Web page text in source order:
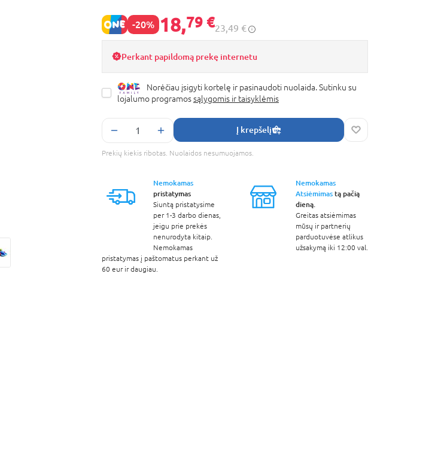
-20% 18,79 €23,49 €
Perkant papildomą prekę internetu
Norėčiau įsigyti kortelę ir pasinaudoti nuolaida. Sutinku su
lojalumo programossąlygomis ir taisyklėmis
Į krepšelį
Prekių kiekis ribotas. Nuolaidos nesumuojamos.
Nemokamas
pristatymas
Siuntą pristatysime
per 1-3 darbo dienas,
jeigu prie prekės
nenurodyta kitaip.
Nemokamas
pristatymas į paštomatus perkant už
60 eur ir daugiau.
Nemokamas
Atsiėmimastą pačią
dieną.
Greitas atsiėmimas
mūsų ir partnerių
parduotuvėse atlikus
užsakymą iki 12:00 val.